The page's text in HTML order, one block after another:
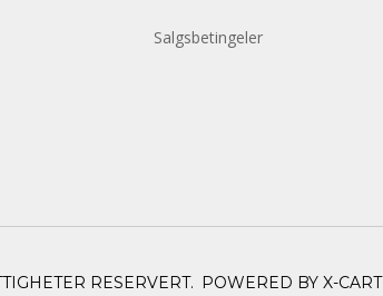
Salgsbetingeler
RESERVERT. POWERED BY X-CART